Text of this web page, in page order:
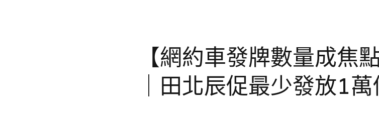
【網約車發牌數量成焦
｜田北辰促最少發放1萬